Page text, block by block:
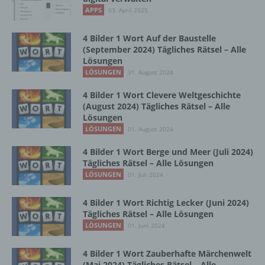
APPS 03. April 2025
4 Bilder 1 Wort Auf der Baustelle
(September 2024) Tägliches Rätsel – Alle
Lösungen
LÖSUNGEN 31. August 2024
4 Bilder 1 Wort Clevere Weltgeschichte
(August 2024) Tägliches Rätsel – Alle
Lösungen
LÖSUNGEN 01. August 2024
4 Bilder 1 Wort Berge und Meer (Juli 2024)
Tägliches Rätsel – Alle Lösungen
LÖSUNGEN 01. Juli 2024
4 Bilder 1 Wort Richtig Lecker (Juni 2024)
Tägliches Rätsel – Alle Lösungen
LÖSUNGEN 01. Juni 2024
4 Bilder 1 Wort Zauberhafte Märchenwelt
Zusammenhang mit personenbezogenen
Organisation, das Ordnen, die Speicherung,
die Anpassung oder Veränderung, das
Auslesen, das Abfragen, die Verwendung,
die Offenlegung durch Übermittlung,
Bereitstellung, den Abgleich oder die
Verknüpfung, die Einschränkung, das
Löschen oder die Vernichtung.
d) Einschränkung der Verarbeitung
Einschränkung der Verarbeitung ist die
Markierung gespeicherter
personenbezogener Daten mit dem Ziel, ihre
künftige Verarbeitung einzuschränken.
e) Profiling